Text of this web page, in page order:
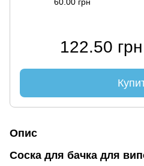
122.50 грн
Опис
Соска для бачка для